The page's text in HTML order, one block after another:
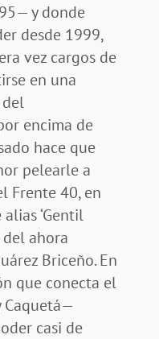
y donde
desde 1999,
vez cargos de
en una
encima de
hace que
pelearle a
Frente 40, en
‘Gentil
del ahora
Briceño. En
que conecta el
Caquetá—
casi de